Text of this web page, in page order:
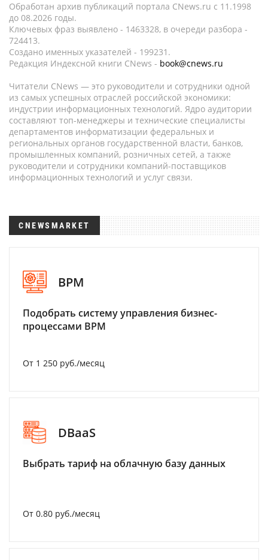
Обработан архив публикаций портала CNews.ru c 11.1998
до 08.2026 годы.
Ключевых фраз выявлено - 1463328, в очереди разбора -
724413.
Создано именных указателей - 199231.
Редакция Индексной книги CNews - book@cnews.ru
Читатели CNews — это руководители и сотрудники одной
из самых успешных отраслей российской экономики:
индустрии информационных технологий. Ядро аудитории
составляют топ-менеджеры и технические специалисты
департаментов информатизации федеральных и
региональных органов государственной власти, банков,
промышленных компаний, розничных сетей, а также
руководители и сотрудники компаний-поставщиков
информационных технологий и услуг связи.
CNEWSMARKET
BPM
Подобрать систему управления бизнес-
процессами BPM
От 1 250 руб./месяц
DBaaS
Выбрать тариф на облачную базу данных
От 0.80 руб./месяц